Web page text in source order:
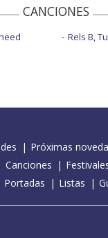
CANCIONES
Rels B,
Próximas
Canciones
Portadas Listas